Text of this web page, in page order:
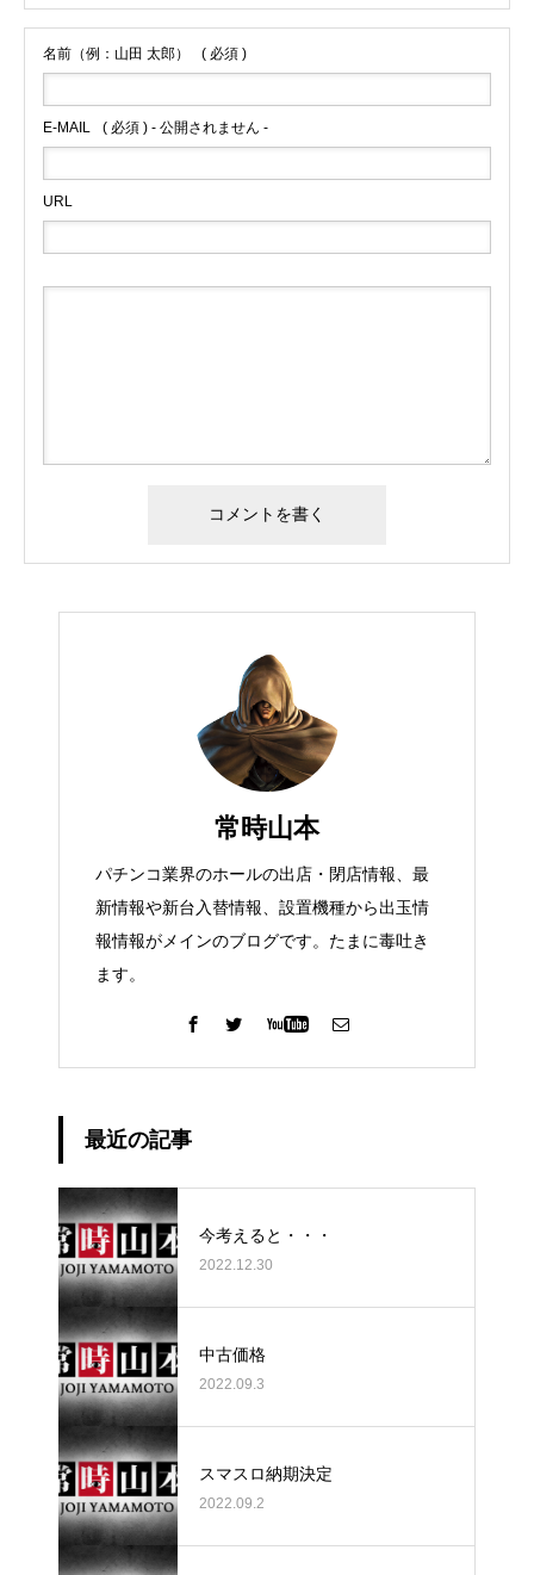
名前（例：山田 太郎） ( 必須 )
E-MAIL ( 必須 ) - 公開されません -
URL
常時山本
パチンコ業界のホールの出店・閉店情報、最
新情報や新台入替情報、設置機種から出玉情
報情報がメインのブログです。たまに毒吐き
ます。
最近の記事
今考えると・・・
2022.12.30
中古価格
2022.09.3
スマスロ納期決定
2022.09.2